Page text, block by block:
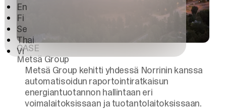
En
Fi
Se
Thai
Vi
CASE
Metsä Group
Metsä Group kehitti yhdessä Norrinin kanssa
automatisoidun raportointiratkaisun
energiantuotannon hallintaan eri
voimalaitoksissaan ja tuotantolaitoksissaan.